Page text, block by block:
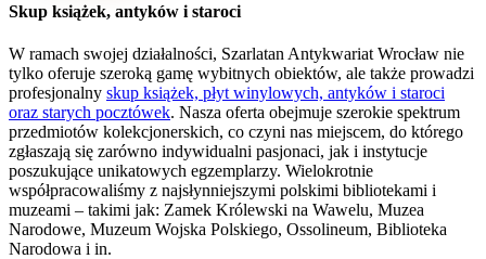
Skup książek, antyków i staroci
W ramach swojej działalności, Szarlatan Antykwariat Wrocław nie
tylko oferuje szeroką gamę wybitnych obiektów, ale także prowadzi
profesjonalny skup książek, płyt winylowych, antyków i staroci
oraz starych pocztówek. Nasza oferta obejmuje szerokie spektrum
przedmiotów kolekcjonerskich, co czyni nas miejscem, do którego
zgłaszają się zarówno indywidualni pasjonaci, jak i instytucje
poszukujące unikatowych egzemplarzy. Wielokrotnie
współpracowaliśmy z najsłynniejszymi polskimi bibliotekami i
muzeami – takimi jak: Zamek Królewski na Wawelu, Muzea
Narodowe, Muzeum Wojska Polskiego, Ossolineum, Biblioteka
Narodowa i in.